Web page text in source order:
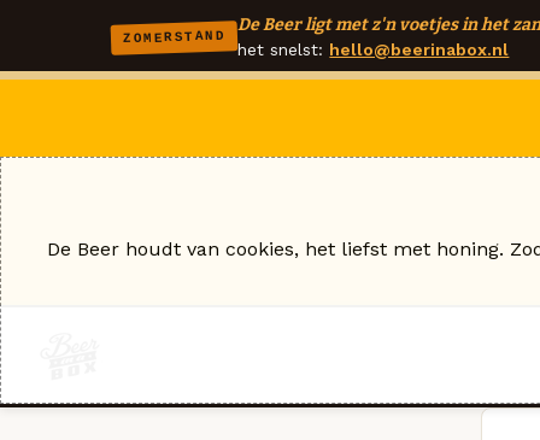
ZOMERSTAND
De Beer ligt met z'n voetjes in het
het snelst: hello@beerinabox.nl
De Beer houdt van cookies, het liefst met honing.